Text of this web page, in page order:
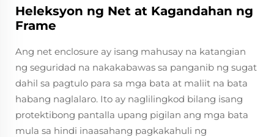
Heleksyon ng Net at Kagandahan ng
Frame
Ang net enclosure ay isang mahusay na katangian
ng seguridad na nakakabawas sa panganib ng sugat
dahil sa pagtulo para sa mga bata at maliit na bata
habang naglalaro. Ito ay naglilingkod bilang isang
protektibong pantalla upang pigilan ang mga bata
mula sa hindi inaasahang pagkakahuli ng